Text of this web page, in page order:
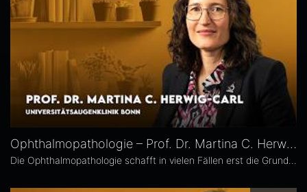
Ophthalmopathologie – Prof. Dr. Martina C. Herwig-Carl